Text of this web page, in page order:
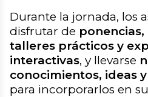
Durante la jornada, los
disfrutar de
talleres prácticos y
interactivas, y llevarse
conocimientos, ideas
para incorporarlos en